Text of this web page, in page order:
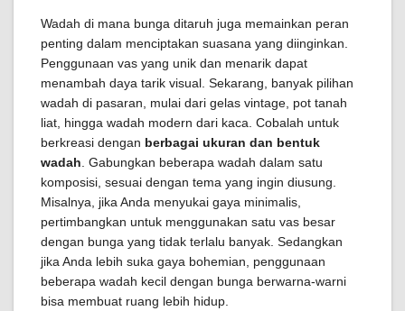
Wadah di mana bunga ditaruh juga memainkan peran
penting dalam menciptakan suasana yang diinginkan.
Penggunaan vas yang unik dan menarik dapat
menambah daya tarik visual. Sekarang, banyak pilihan
wadah di pasaran, mulai dari gelas vintage, pot tanah
liat, hingga wadah modern dari kaca. Cobalah untuk
berkreasi dengan berbagai ukuran dan bentuk
wadah . Gabungkan beberapa wadah dalam satu
komposisi, sesuai dengan tema yang ingin diusung.
Misalnya, jika Anda menyukai gaya minimalis,
pertimbangkan untuk menggunakan satu vas besar
dengan bunga yang tidak terlalu banyak. Sedangkan
jika Anda lebih suka gaya bohemian, penggunaan
beberapa wadah kecil dengan bunga berwarna-warni
bisa membuat ruang lebih hidup.